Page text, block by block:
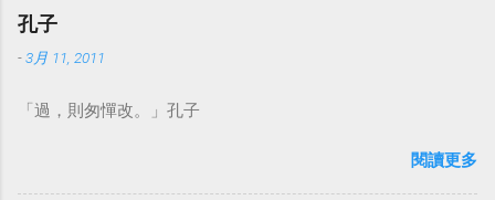
孔子
-3月 11, 2011
「過，則匆憚改。」孔子
閱讀更多